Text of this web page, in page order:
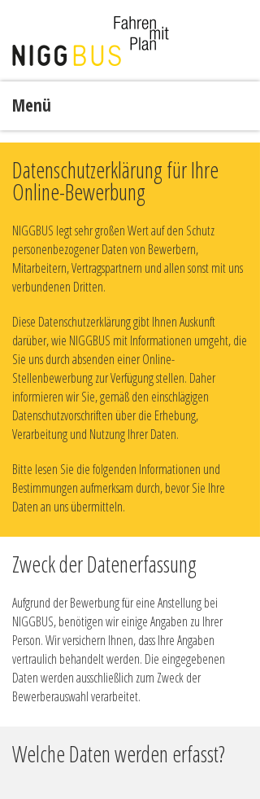
Menü
Datenschutzerklärung für Ihre
Online-Bewerbung
NIGGBUS legt sehr großen Wert auf den Schutz
personenbezogener Daten von Bewerbern,
Mitarbeitern, Vertragspartnern und allen sonst mit uns
verbundenen Dritten.
Diese Datenschutzerklärung gibt Ihnen Auskunft
darüber, wie NIGGBUS mit Informationen umgeht, die
Sie uns durch absenden einer Online-
Stellenbewerbung zur Verfügung stellen. Daher
informieren wir Sie, gemäß den einschlägigen
Datenschutzvorschriften über die Erhebung,
Verarbeitung und Nutzung Ihrer Daten.
Bitte lesen Sie die folgenden Informationen und
Bestimmungen aufmerksam durch, bevor Sie Ihre
Daten an uns übermitteln.
Zweck der Datenerfassung
Aufgrund der Bewerbung für eine Anstellung bei
NIGGBUS, benötigen wir einige Angaben zu Ihrer
Person. Wir versichern Ihnen, dass Ihre Angaben
vertraulich behandelt werden. Die eingegebenen
Daten werden ausschließlich zum Zweck der
Bewerberauswahl verarbeitet.
Welche Daten werden erfasst?